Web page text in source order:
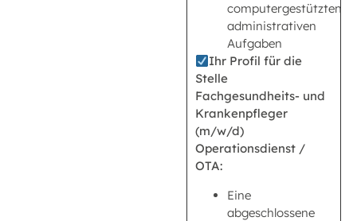
computergestützten
administrativen
Aufgaben
Ihr Profil für die
Stelle
Fachgesundheits- und
Krankenpfleger
(m/w/d)
Operationsdienst /
OTA:
Eine
abgeschlossene